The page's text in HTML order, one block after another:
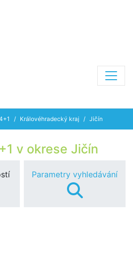
Královéhradecký kraj Jičín
v okrese Jičín
Parametry vyhledávání